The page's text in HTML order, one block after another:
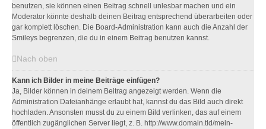
benutzen, sie können einen Beitrag schnell unlesbar machen und ein
Moderator könnte deshalb deinen Beitrag entsprechend überarbeiten oder
gar komplett löschen. Die Board-Administration kann auch die Anzahl der
Smileys begrenzen, die du in einem Beitrag benutzen kannst.
Nach oben
Kann ich Bilder in meine Beiträge einfügen?
Ja, Bilder können in deinem Beitrag angezeigt werden. Wenn die
Administration Dateianhänge erlaubt hat, kannst du das Bild auch direkt
hochladen. Ansonsten musst du zu einem Bild verlinken, das auf einem
öffentlich zugänglichen Server liegt, z. B. http://www.domain.tld/mein-